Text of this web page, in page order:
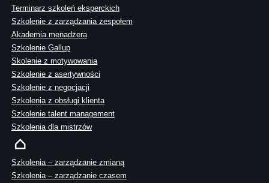
Terminarz szkoleń eksperckich
Szkolenie z zarządzania zespołem
Akademia menadżera
Szkolenie Gallup
Skolenie z motywowania
Szkolenie z asertywności
Szkolenie z negocjacji
Szkolenia z obsługi klienta
Szkolenie talent management
Szkolenia dla mistrzów
Szkolenia – zarządzanie zmianą
Szkolenia – zarządzanie czasem